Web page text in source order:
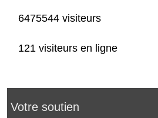
6475544 visiteurs
121 visiteurs en ligne
Votre soutien